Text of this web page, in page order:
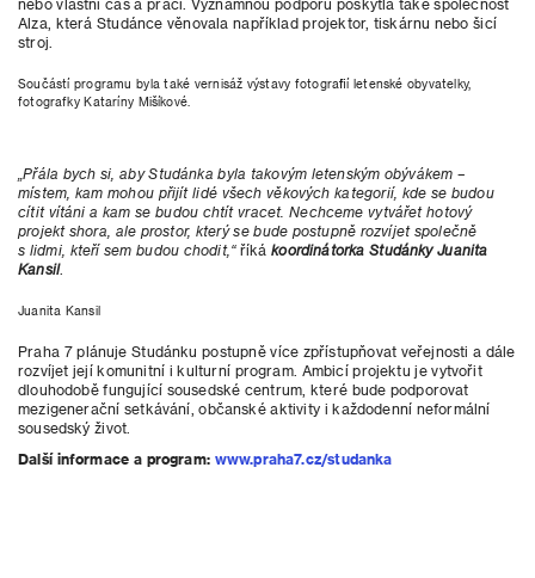
nebo vlastní čas a práci. Významnou podporu poskytla také společnost
Alza, která Studánce věnovala například projektor, tiskárnu nebo šicí
stroj.
Součástí programu byla také vernisáž výstavy fotografií letenské obyvatelky,
fotografky Kataríny Mišíkové.
„Přála bych si, aby Studánka byla takovým letenským obývákem –
místem, kam mohou přijít lidé všech věkových kategorií, kde se budou
cítit vítáni a kam se budou chtít vracet. Nechceme vytvářet hotový
projekt shora, ale prostor, který se bude postupně rozvíjet společně
s lidmi, kteří sem budou chodit,“říkákoordinátorka Studánky Juanita
Kansil.
Juanita Kansil
Praha 7 plánuje Studánku postupně více zpřístupňovat veřejnosti a dále
rozvíjet její komunitní i kulturní program. Ambicí projektu je vytvořit
dlouhodobě fungující sousedské centrum, které bude podporovat
mezigenerační setkávání, občanské aktivity i každodenní neformální
sousedský život.
Další informace a program: www.praha7.cz/studanka